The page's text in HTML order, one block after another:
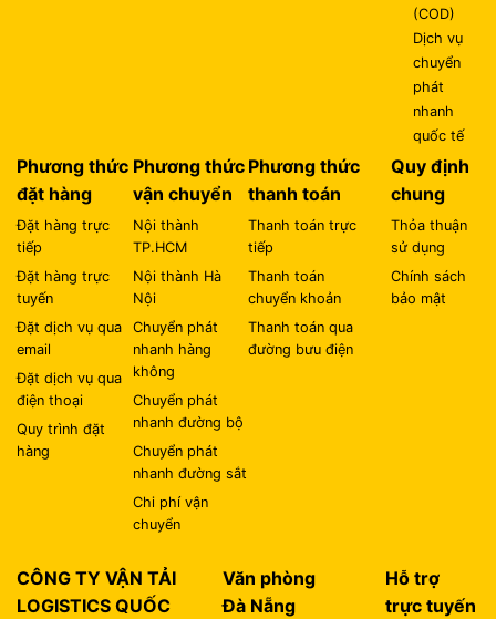
(COD)
Dịch vụ
chuyển
phát
nhanh
quốc tế
Phương thức
đặt hàng
Đặt hàng trực
tiếp
Đặt hàng trực
tuyến
Đặt dịch vụ qua
email
Đặt dịch vụ qua
điện thoại
Quy trình đặt
hàng
Phương thức
vận chuyển
Nội thành
TP.HCM
Nội thành Hà
Nội
Chuyển phát
nhanh hàng
không
Chuyển phát
nhanh đường bộ
Chuyển phát
nhanh đường sắt
Chi phí vận
chuyển
Phương thức
thanh toán
Thanh toán trực
tiếp
Thanh toán
chuyển khoản
Thanh toán qua
đường bưu điện
Quy định
chung
Thỏa thuận
sử dụng
Chính sách
bảo mật
CÔNG TY VẬN TẢI
LOGISTICS QUỐC
Văn phòng
Đà Nẵng
Hỗ trợ
trực tuyến